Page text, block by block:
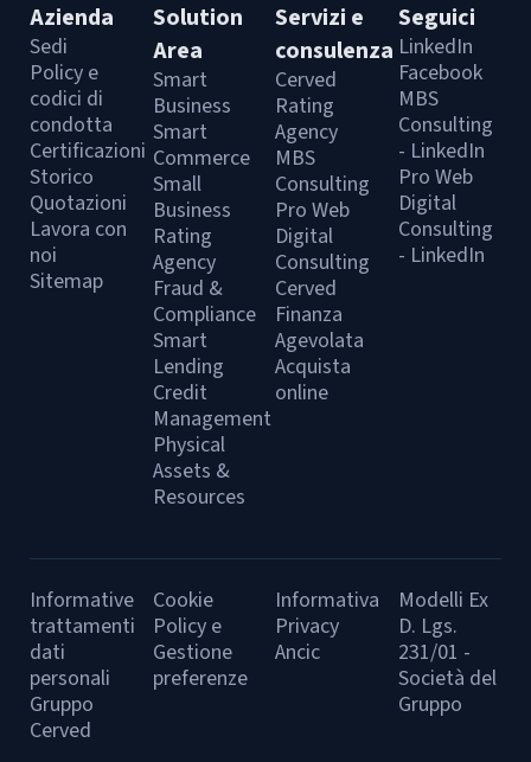
Azienda
Sedi
Policy e
codici di
condotta
Certificazioni
Storico
Quotazioni
Lavora con
noi
Sitemap
Solution
Area
Smart
Business
Smart
Commerce
Small
Business
Rating
Agency
Fraud &
Compliance
Smart
Lending
Credit
Management
Physical
Assets &
Resources
Servizi e
consulenza
Cerved
Rating
Agency
MBS
Consulting
Pro Web
Digital
Consulting
Cerved
Finanza
Agevolata
Acquista
online
Seguici
LinkedIn
Facebook
MBS
Consulting
- LinkedIn
Pro Web
Digital
Consulting
- LinkedIn
Informative
trattamenti
dati
personali
Gruppo
Cerved
Cookie
Policy e
Gestione
preferenze
Informativa
Privacy
Ancic
Modelli Ex
D. Lgs.
231/01 -
Società del
Gruppo